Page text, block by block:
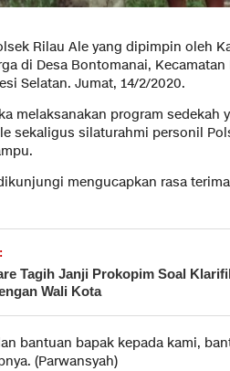
Rilau Ale yang dipimpin oleh
di Desa Bontomanai, Kecamatan
Selatan. Jumat, 14/2/2020.
melaksanakan program sedekah
sekaligus silaturahmi personil
mengucapkan rasa
Tagih Janji Prokopim Soal
Wali Kota
bantuan bapak kepada kami,
(Parwansyah)